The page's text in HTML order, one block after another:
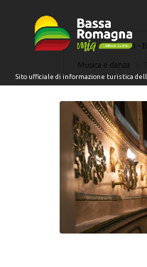
Home Eventi -
Musica e danza